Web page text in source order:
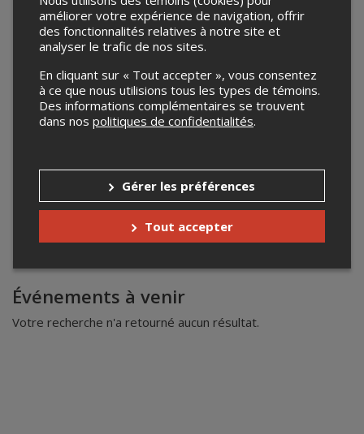
−
Événements à venir
Votre recherche n'a retourné aucun résultat.
améliorer votre expérience de navigation, offrir
des fonctionnalités relatives à notre site et
analyser le trafic de nos sites.
En cliquant sur « Tout accepter », vous consentez
à ce que nous utilisions tous les types de témoins.
Des informations complémentaires se trouvent
dans nos politiques de confidentialités.
Gérer les préférences
Tout accepter